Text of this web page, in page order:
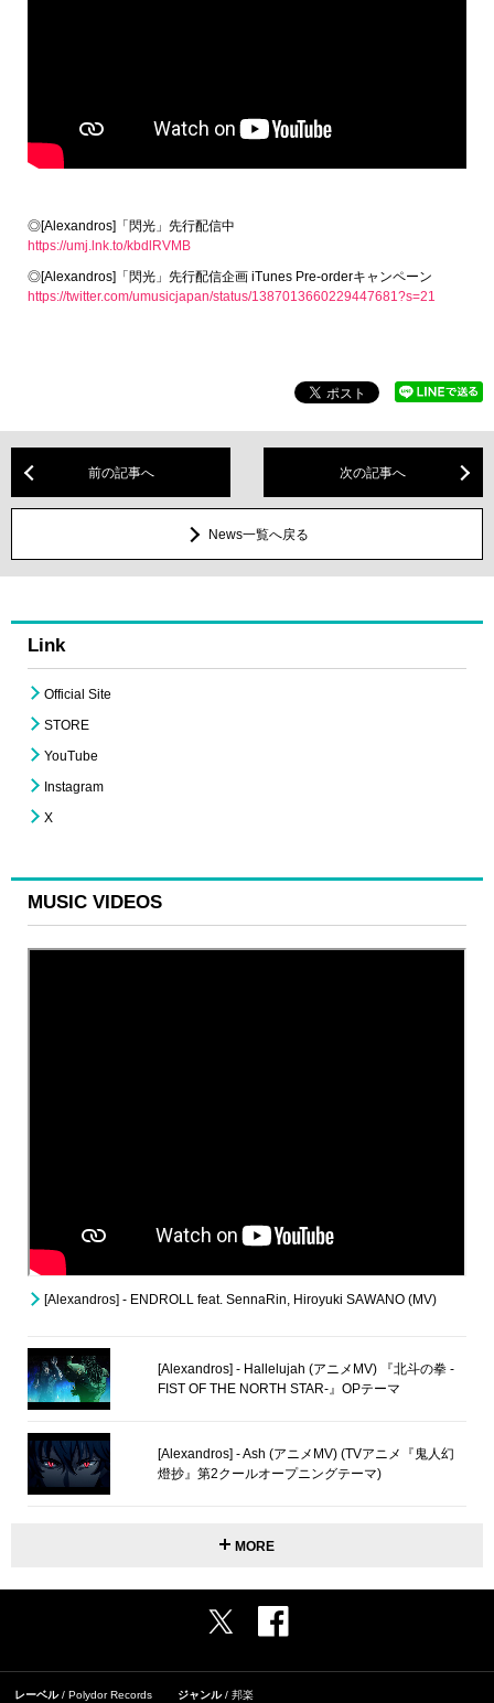
◎[Alexandros]「閃光」先行配信中
https://umj.lnk.to/kbdlRVMB
◎[Alexandros]「閃光」先行配信企画 iTunes Pre-orderキャンペーン
https://twitter.com/umusicjapan/status/1387013660229447681?s=21
前の記事へ 次の記事へ
News一覧へ戻る
Link
Official Site
STORE
YouTube
Instagram
X
MUSIC VIDEOS
[Alexandros] - ENDROLL feat. SennaRin, Hiroyuki SAWANO (MV)
[Alexandros] - Hallelujah (アニメMV) 『北斗の拳 -
FIST OF THE NORTH STAR-』OPテーマ
[Alexandros] - Ash (アニメMV) (TVアニメ『鬼人幻
燈抄』第2クールオープニングテーマ)
MORE
レーベル Polydor Records ジャンル 邦楽